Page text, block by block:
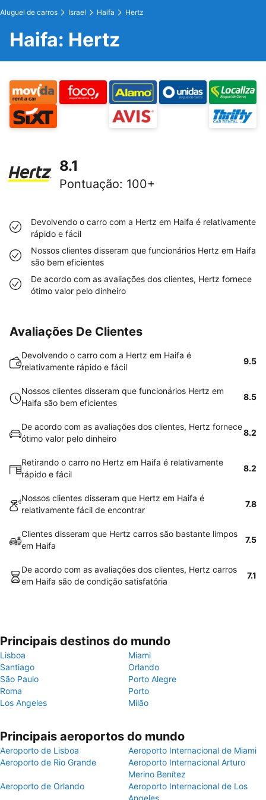
Aluguel de carros Israel Haifa Hertz
Haifa: Hertz
8.1
Pontuação: 100+
Devolvendo o carro com a Hertz em Haifa é relativamente
rápido e fácil
Nossos clientes disseram que funcionários Hertz em Haifa
são bem eficientes
De acordo com as avaliações dos clientes, Hertz fornece
ótimo valor pelo dinheiro
Avaliações De Clientes
Devolvendo o carro com a Hertz em Haifa é
relativamente rápido e fácil
9.5
Nossos clientes disseram que funcionários Hertz em
Haifa são bem eficientes
8.5
De acordo com as avaliações dos clientes, Hertz fornece
ótimo valor pelo dinheiro
8.2
Retirando o carro no Hertz em Haifa é relativamente
rápido e fácil
8.2
Nossos clientes disseram que Hertz em Haifa é
relativamente fácil de encontrar
7.8
Clientes disseram que Hertz carros são bastante limpos
em Haifa
7.5
De acordo com as avaliações dos clientes, Hertz carros
em Haifa são de condição satisfatória
7.1
Principais destinos do mundo
Lisboa
Miami
Santiago
Orlando
São Paulo
Porto Alegre
Roma
Porto
Los Angeles
Milão
Principais aeroportos do mundo
Aeroporto de Lisboa
Aeroporto Internacional de Miami
Aeroporto de Rio Grande
Aeroporto Internacional Arturo
Merino Benítez
Aeroporto de Orlando
Aeroporto Internacional de Los
Angeles